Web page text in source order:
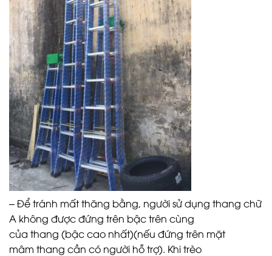
– Để tránh mất thăng bằng, người sử dụng thang chữ
A không được đứng trên bậc trên cùng
của thang (bậc cao nhất)(nếu đứng trên mặt
mâm thang cần có người hỗ trợ). Khi trèo